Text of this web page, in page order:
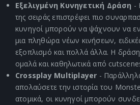
Εξελιγμένη Κυνηγετική Δράση -
της σειράς επιστρέφει πιο
κυνηγοί μπορούν να ψάχνουν να
μια πληθώρα νέων κινήσεων,
εξοπλισμό και πολλά άλλα. Η
ομαλά και καθηλωτικά από
Crossplay Multiplayer -
απολαύσετε την ιστορία του
ατομικά, οι κυνηγοί μπορούν